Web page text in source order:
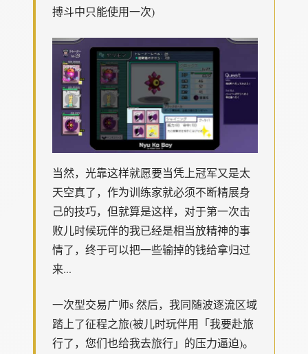
搏斗中只能使用一次)
当然，光靠这样就愿要当凭上冠军又是太
天空真了，作为训练家就必须不断精展身
己的技巧，但就算是这样，对于第一次击
败儿时候玩伴的我已经是相当放精神的事
情了，终于可以把一些输掉的钱给拿归过
来...
一次型交易广师s 然后，我同随波逐流区域
踏上了征程之旅(被儿时玩伴用「我要赴旅
行了，您们也给我去旅行」的压力逼迫)。